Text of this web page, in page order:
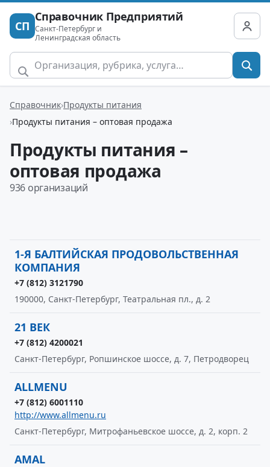
СП
Справочник Предприятий
Санкт-Петербург и
Ленинградская область
Справочник Продукты питания
Продукты питания – оптовая продажа
Продукты питания –
оптовая продажа
936 организаций
1-Я БАЛТИЙСКАЯ ПРОДОВОЛЬСТВЕННАЯ
КОМПАНИЯ
+7 (812) 3121790
190000, Санкт-Петербург, Театральная пл., д. 2
21 ВЕК
+7 (812) 4200021
Санкт-Петербург, Ропшинское шоссе, д. 7, Петродворец
ALLMENU
+7 (812) 6001110
http://www.allmenu.ru
Санкт-Петербург, Митрофаньевское шоссе, д. 2, корп. 2
AMAL